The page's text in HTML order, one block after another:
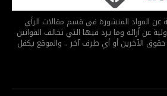
عن المواد المنشورة في قسم مقالات الرأي
عن أرائه وما يرد فيها التي تخالف القوانين
الآخرين أو أي طرف آخر .. والموقع يكفل